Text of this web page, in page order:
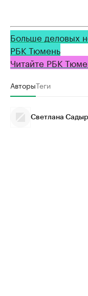
Больше деловых
РБК Тюмень
Читайте РБК
АвторыТеги
Светлана